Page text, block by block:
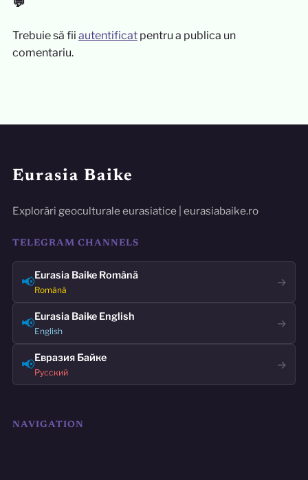
💬
Trebuie să fii autentificatpentru a publica un
comentariu.
Eurasia Baike
Explorări geoculturale eurasiatice | eurasiabaike.ro
TELEGRAM CHANNELS
📢Eurasia Baike Română
Română
→
📢Eurasia Baike English
English
→
📢Евразия Байке
Русский
→
NAVIGATION